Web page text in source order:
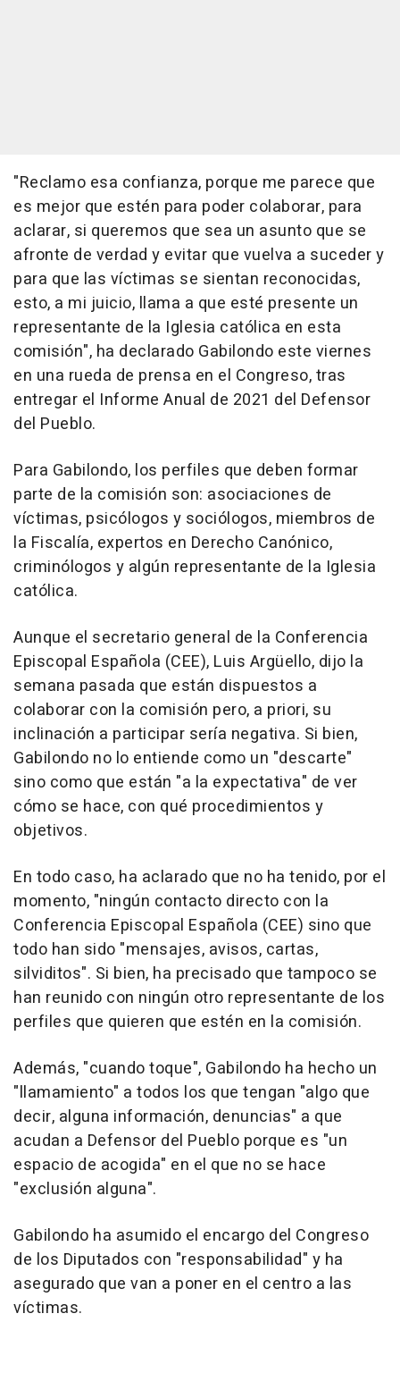
"Reclamo esa confianza, porque me parece que
es mejor que estén para poder colaborar, para
aclarar, si queremos que sea un asunto que se
afronte de verdad y evitar que vuelva a suceder y
para que las víctimas se sientan reconocidas,
esto, a mi juicio, llama a que esté presente un
representante de la Iglesia católica en esta
comisión", ha declarado Gabilondo este viernes
en una rueda de prensa en el Congreso, tras
entregar el Informe Anual de 2021 del Defensor
del Pueblo.
Para Gabilondo, los perfiles que deben formar
parte de la comisión son: asociaciones de
víctimas, psicólogos y sociólogos, miembros de
la Fiscalía, expertos en Derecho Canónico,
criminólogos y algún representante de la Iglesia
católica.
Aunque el secretario general de la Conferencia
Episcopal Española (CEE), Luis Argüello, dijo la
semana pasada que están dispuestos a
colaborar con la comisión pero, a priori, su
inclinación a participar sería negativa. Si bien,
Gabilondo no lo entiende como un "descarte"
sino como que están "a la expectativa" de ver
cómo se hace, con qué procedimientos y
objetivos.
En todo caso, ha aclarado que no ha tenido, por el
momento, "ningún contacto directo con la
Conferencia Episcopal Española (CEE) sino que
todo han sido "mensajes, avisos, cartas,
silviditos". Si bien, ha precisado que tampoco se
han reunido con ningún otro representante de los
perfiles que quieren que estén en la comisión.
Además, "cuando toque", Gabilondo ha hecho un
"llamamiento" a todos los que tengan "algo que
decir, alguna información, denuncias" a que
acudan a Defensor del Pueblo porque es "un
espacio de acogida" en el que no se hace
"exclusión alguna".
Gabilondo ha asumido el encargo del Congreso
de los Diputados con "responsabilidad" y ha
asegurado que van a poner en el centro a las
víctimas.